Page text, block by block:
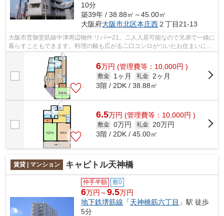
10分
築39年 / 38.88㎡～45.00㎡
大阪府大阪市北区本庄西２丁目21-13
大阪市営御堂筋線中津周辺物件:リバー21。二人入居可能なので兄弟で一緒に
暮らすこともできます。料理の幅も広がる二口コンロがついたお住まいにな
ります。マンションに光ファイバーを...
6万円 (管理費等：10,000円 )
敷金 1ヶ月 礼金 2ヶ月
3階 / 2DK / 38.88㎡
6.5万円 (管理費等：10,000円 )
敷金 0万円 礼金 20万円
3階 / 2DK / 45.00㎡
賃貸 | マンション キャピトル天神橋
仲手半額 敷0
6万円～9.5万円
地下鉄堺筋線 「天神橋筋六丁目 」駅 徒歩
5分